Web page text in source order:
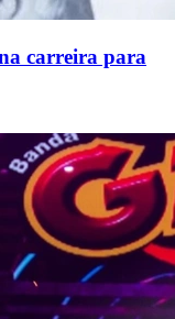
carreira para